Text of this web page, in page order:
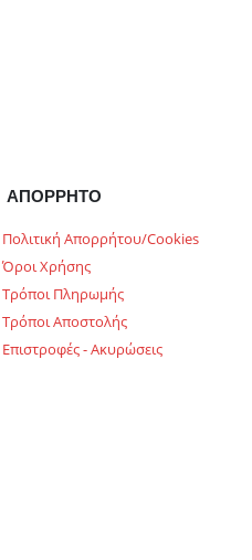
ΑΠΟΡΡΗΤΟ
Πολιτική Απορρήτου/Cookies
Όροι Χρήσης
Τρόποι Πληρωμής
Τρόποι Αποστολής
Επιστροφές - Ακυρώσεις